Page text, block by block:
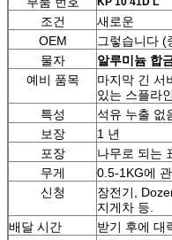
조건
새로운
OEM
그렇습니다 (
물자
알루미늄 합
예비 품목
마지막 긴 서
있는 스플라
특성
석유 누출 없
보장
1 년
포장
나무로 되는
무게
0.5-1KG에
신청
장전기,
지게차 등.
배달 시간
받기 후에 대